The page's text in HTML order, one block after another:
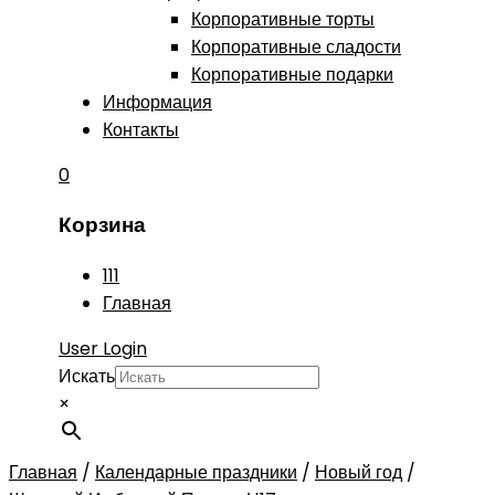
Корпоративные торты
Корпоративные сладости
Корпоративные подарки
Информация
Контакты
0
Корзина
111
Главная
User Login
Искать
×
Главная / Календарные праздники / Новый год /